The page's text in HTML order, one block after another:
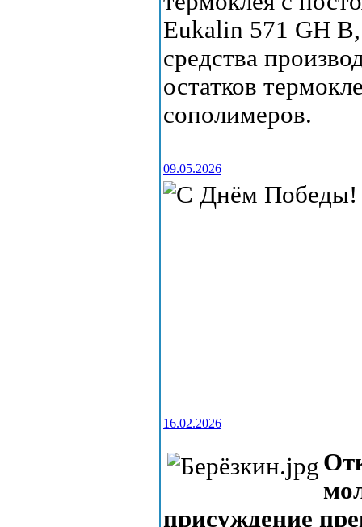
Eukalin 571 GH
средства
остатков
сополимеров.
09.05.2026
16.02.2026
присуждение